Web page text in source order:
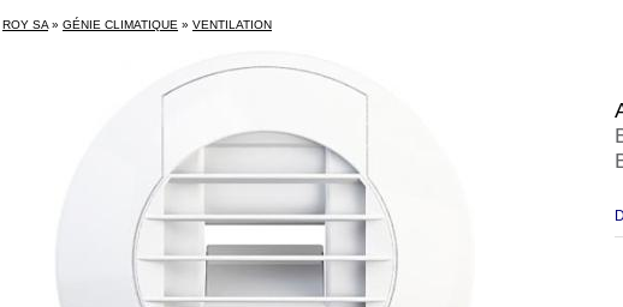
ROY SA » GÉNIE CLIMATIQUE » VENTILATION